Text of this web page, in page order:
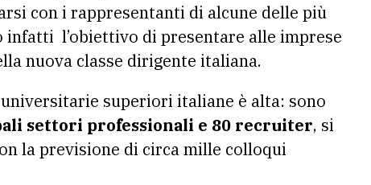
con i rappresentanti di alcune delle più
l’obiettivo di presentare alle imprese
nuova classe dirigente italiana.
superiori italiane è alta: sono
settori professionali e 80 recruiter, si
la previsione di circa mille colloqui